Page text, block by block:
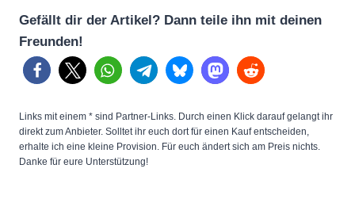
Gefällt dir der Artikel? Dann teile ihn mit deinen
Freunden!
Links mit einem * sind Partner-Links. Durch einen Klick darauf gelangt ihr
direkt zum Anbieter. Solltet ihr euch dort für einen Kauf entscheiden,
erhalte ich eine kleine Provision. Für euch ändert sich am Preis nichts.
Danke für eure Unterstützung!